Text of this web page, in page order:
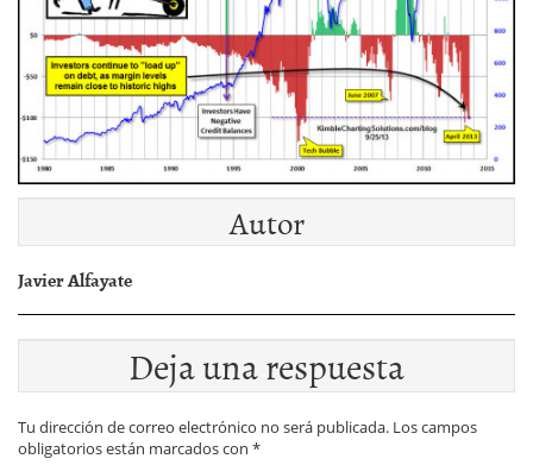
Autor
Javier Alfayate
Deja una respuesta
Tu dirección de correo electrónico no será publicada. Los campos
obligatorios están marcados con *